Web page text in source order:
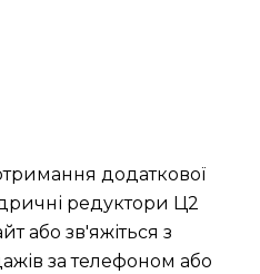
додаткової
редуктори Ц2
або зв'яжіться з
за телефоном або